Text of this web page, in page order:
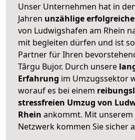
Unser Unternehmen hat in
Jahren unzählige
von Ludwigshafen am Rhein
mit begleiten dürfen und ist
Partner für Ihren
Târgu Bujor. Durch unsere
Erfahrung im Umzugssektor
worauf es bei einem
stressfreien Umzug von
Rhein ankommt. Mit unserem
Netzwerk kommen Sie sicher